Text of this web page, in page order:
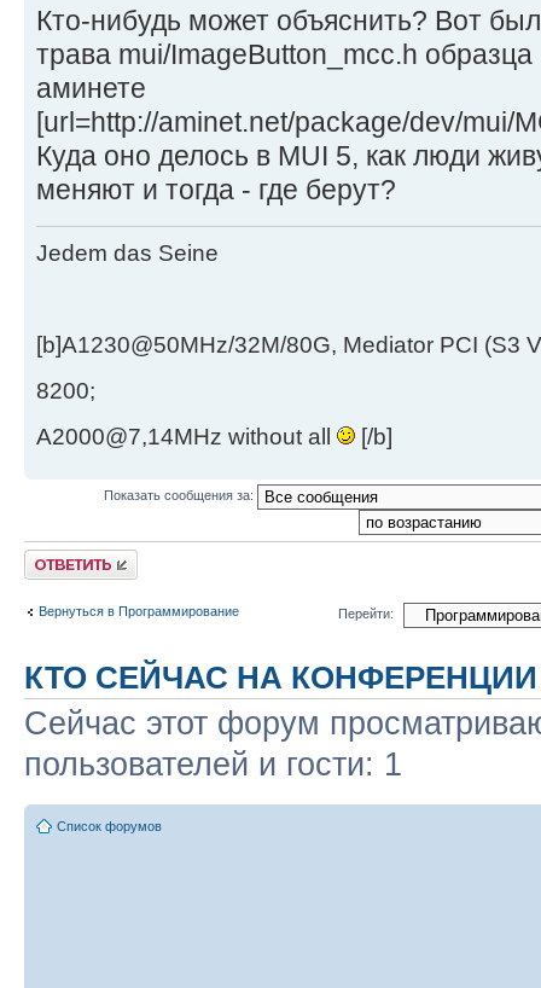
Кто-нибудь может объяснить? Вот
трава mui/ImageButton_mcc.h
аминете
[url=http://aminet.net/package/dev/mui/
Куда оно делось в MUI 5, как люди
меняют и тогда - где берут?
Jedem das Seine
[b]A1230@50MHz/32M/80G, Mediator PCI (S3
8200;
A2000@7,14MHz without all
[/b]
Показать сообщения за:
Ответить
Вернуться в Программирование Перейти:
КТО СЕЙЧАС НА КОНФЕРЕНЦИИ
Сейчас этот форум
пользователей и гости: 1
Список форумов